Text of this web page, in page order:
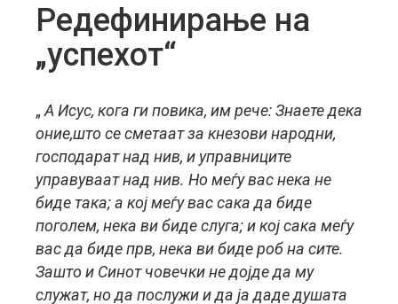
Редефинирање на
„успехот“
„ А Исус, кога ги повика, им рече:Знаете дека
оние,што се сметаат за кнезови народни,
господарат над нив, и управниците
управуваат над нив. Но меѓу вас нека не
биде така;а кој меѓу вас сака да биде
поголем, нека ви биде слуга;и кој сака меѓу
вас да биде прв, нека ви биде роб на сите.
Зашто и Синот човечки не дојде да му
служат, но да послужи и да ја даде душата